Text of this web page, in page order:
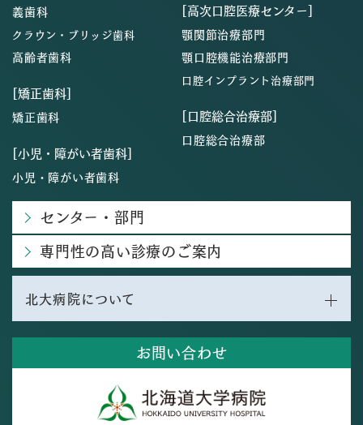
お問い合わせ
義歯科
クラウン・ブリッジ歯科
高齢者歯科
[矯正歯科]
矯正歯科
[小児・障がい者歯科]
小児・障がい者歯科
[高次口腔医療センター]
顎関節治療部門
顎口腔機能治療部門
口腔インプラント治療部門
[口腔総合治療部]
口腔総合治療部
センター・部門
専門性の高い診療のご案内
北大病院について